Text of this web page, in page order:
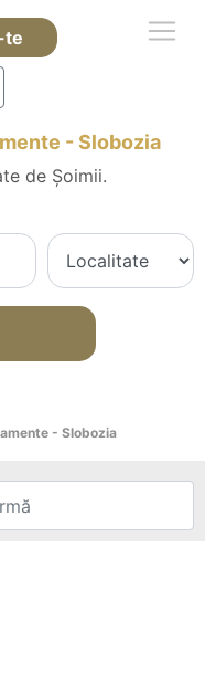
te
- Slobozia
de Șoimii.
- Slobozia